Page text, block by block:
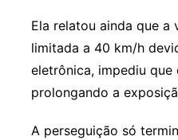
Ela relatou ainda que a
limitada a 40 km/h
eletrônica, impediu que
prolongando a
A perseguição só